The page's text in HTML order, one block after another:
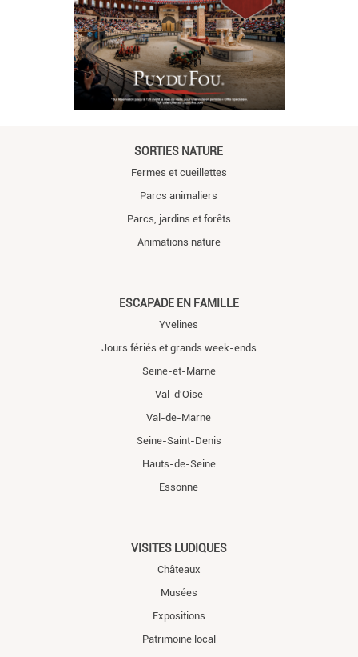
SORTIES NATURE
Fermes et cueillettes
Parcs animaliers
Parcs, jardins et forêts
Animations nature
ESCAPADE EN FAMILLE
Yvelines
Jours fériés et grands week-ends
Seine-et-Marne
Val-d'Oise
Val-de-Marne
Seine-Saint-Denis
Hauts-de-Seine
Essonne
VISITES LUDIQUES
Châteaux
Musées
Expositions
Patrimoine local